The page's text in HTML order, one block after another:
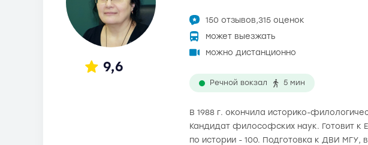
9,6
150 отзывов,315 оценок
может выезжать
можно дистанционно
Речной вокзал 5 мин
В 1988 г. окончила историко-
Кандидат философских наук. Готовит к
по истории - 100. Подготовка к ДВИ